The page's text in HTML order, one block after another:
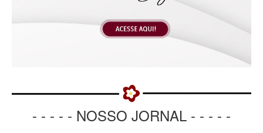
- - - - - NOSSO JORNAL - - - - -